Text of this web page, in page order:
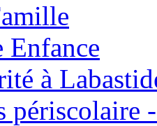
Enfance
à
périscolaire